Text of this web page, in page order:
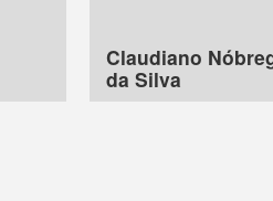
Claudiano
da Silva